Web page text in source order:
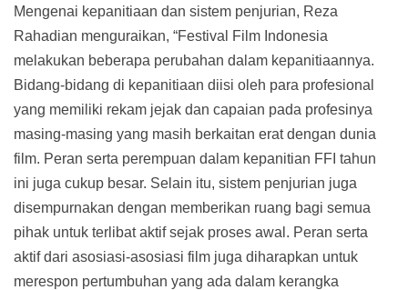
Mengenai kepanitiaan dan sistem penjurian, Reza
Rahadian menguraikan, “Festival Film Indonesia
melakukan beberapa perubahan dalam kepanitiaannya.
Bidang-bidang di kepanitiaan diisi oleh para profesional
yang memiliki rekam jejak dan capaian pada profesinya
masing-masing yang masih berkaitan erat dengan dunia
film. Peran serta perempuan dalam kepanitian FFI tahun
ini juga cukup besar. Selain itu, sistem penjurian juga
disempurnakan dengan memberikan ruang bagi semua
pihak untuk terlibat aktif sejak proses awal. Peran serta
aktif dari asosiasi-asosiasi film juga diharapkan untuk
merespon pertumbuhan yang ada dalam kerangka